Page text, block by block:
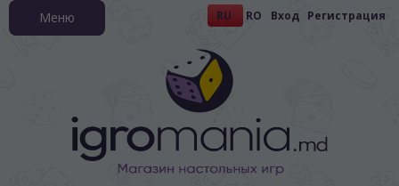
RU RO Вход Регистрация
Меню